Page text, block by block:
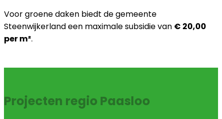
Voor groene daken biedt de gemeente
Steenwijkerland een maximale subsidie van € 20,00
per m².
Projecten regio Paasloo